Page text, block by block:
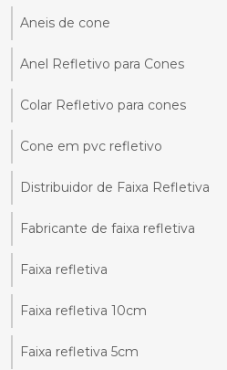
Aneis de cone
Anel Refletivo para Cones
Colar Refletivo para cones
Cone em pvc refletivo
Distribuidor de Faixa Refletiva
Fabricante de faixa refletiva
Faixa refletiva
Faixa refletiva 10cm
Faixa refletiva 5cm